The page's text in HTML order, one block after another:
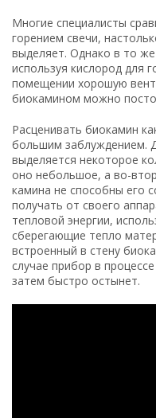
Многие специалисты
горением свечи,
выделяет. Однако в то
используя кислород для
помещении хорошую
биокамином можно
Расценивать биокамин
большим заблуждением.
выделяется некоторое
оно небольшое, а во-
камина не способны его
получать от своего
тепловой энергии,
сберегающие тепло
встроенный в стену
случае прибор в
затем быстро остынет.